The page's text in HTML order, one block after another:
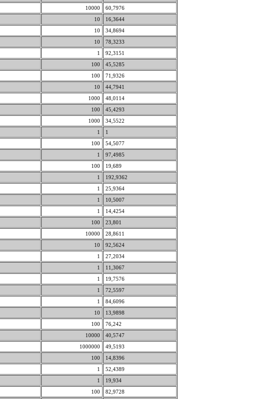
10000
60,7976
10
16,3644
10
34,8694
10
78,3233
1
92,3151
100
45,5285
100
71,9326
10
44,7941
1000
48,0114
100
45,4293
1000
34,5522
1
1
100
54,5077
1
97,4985
100
19,689
1
192,9362
1
25,9364
1
10,5007
1
14,4254
100
23,801
10000
28,8611
10
92,5624
1
27,2034
1
11,3067
1
19,7576
1
72,5597
1
84,6096
10
13,9898
100
76,242
10000
40,5747
1000000
49,5193
100
14,8396
1
52,4389
1
19,934
100
82,9728